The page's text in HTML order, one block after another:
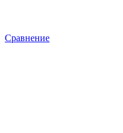
Сравнение